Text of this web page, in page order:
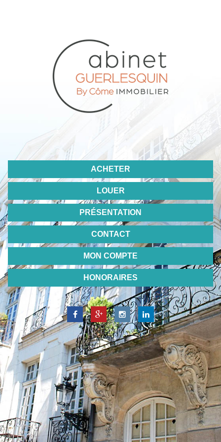
ACHETER
LOUER
PRÉSENTATION
CONTACT
MON COMPTE
HONORAIRES